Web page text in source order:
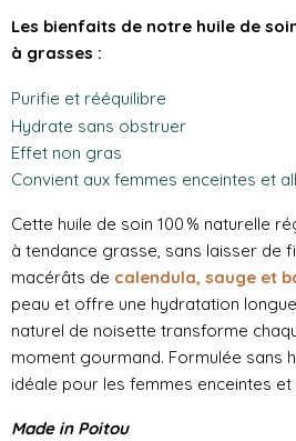
Les bienfaits de notre huile de
à grasses :
Purifie et rééquilibre
Hydrate sans obstruer
Effet non gras
Convient aux femmes enceintes et
Cette huile de soin 100 % naturelle
à tendance grasse, sans laisser de
macérâts de calendula, sauge et
peau et offre une hydratation
naturel de noisette transforme
moment gourmand. Formulée sans
idéale pour les femmes enceintes et
Made in Poitou